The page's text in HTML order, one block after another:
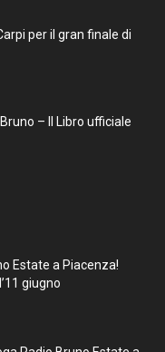
per il gran finale di
– Il Libro ufficiale
Estate a Piacenza!
giugno